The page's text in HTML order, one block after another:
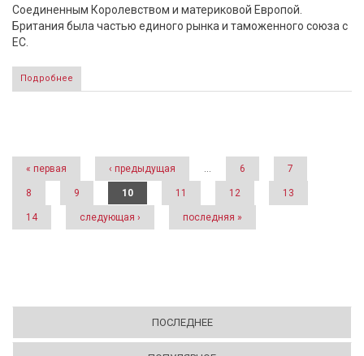
Соединенным Королевством и материковой Европой.
Британия была частью единого рынка и таможенного союза с
ЕС.
Подробнее
Страницы
« первая ‹ предыдущая … 6 7
8 9 10 11 12 13
14 следующая › последняя »
ПОСЛЕДНЕЕ